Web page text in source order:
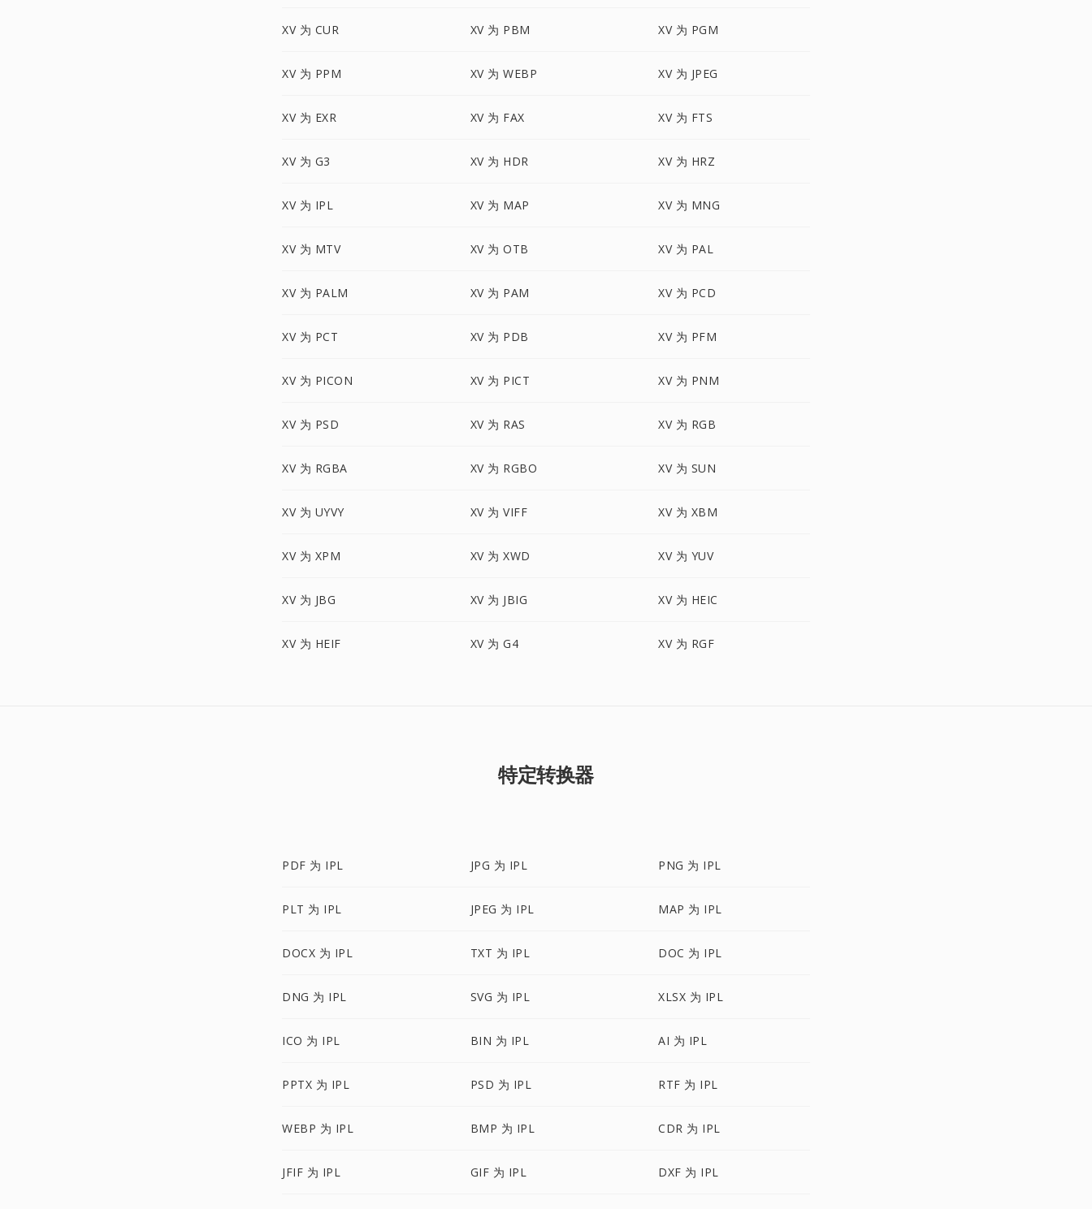
XV 为 CUR XV 为 PBM XV 为 PGM
XV 为 PPM XV 为 WEBP XV 为 JPEG
XV 为 EXR XV 为 FAX XV 为 FTS
XV 为 G3 XV 为 HDR XV 为 HRZ
XV 为 IPL XV 为 MAP XV 为 MNG
XV 为 MTV XV 为 OTB XV 为 PAL
XV 为 PALM XV 为 PAM XV 为 PCD
XV 为 PCT XV 为 PDB XV 为 PFM
XV 为 PICON XV 为 PICT XV 为 PNM
XV 为 PSD XV 为 RAS XV 为 RGB
XV 为 RGBA XV 为 RGBO XV 为 SUN
XV 为 UYVY XV 为 VIFF XV 为 XBM
XV 为 XPM XV 为 XWD XV 为 YUV
XV 为 JBG XV 为 JBIG XV 为 HEIC
XV 为 HEIF XV 为 G4 XV 为 RGF
特定转换器
PDF 为 IPL JPG 为 IPL PNG 为 IPL
PLT 为 IPL JPEG 为 IPL MAP 为 IPL
DOCX 为 IPL TXT 为 IPL DOC 为 IPL
DNG 为 IPL SVG 为 IPL XLSX 为 IPL
ICO 为 IPL BIN 为 IPL AI 为 IPL
PPTX 为 IPL PSD 为 IPL RTF 为 IPL
WEBP 为 IPL BMP 为 IPL CDR 为 IPL
JFIF 为 IPL GIF 为 IPL DXF 为 IPL